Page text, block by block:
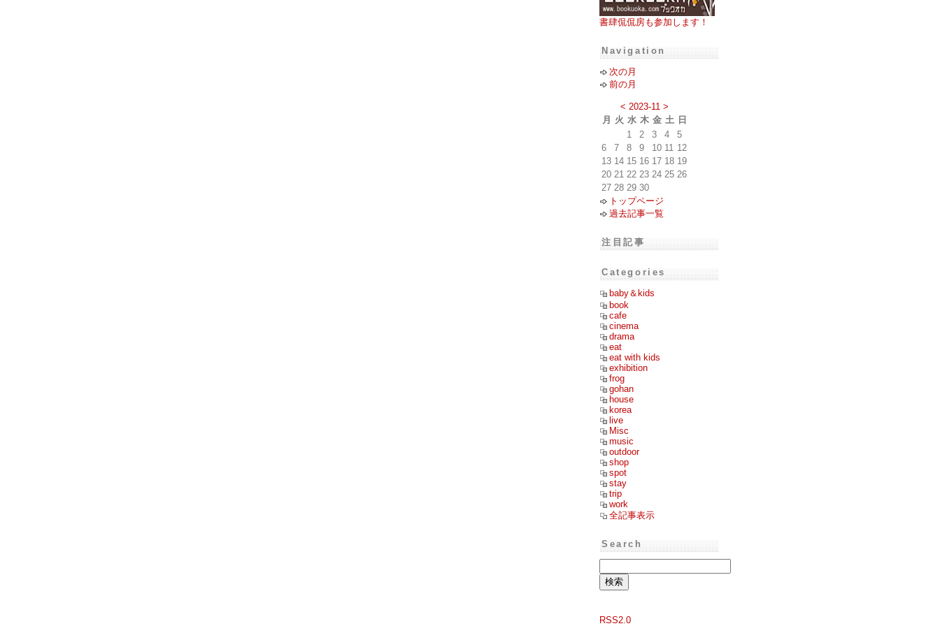
書肆侃侃房も参加します！
Navigation
次の月
前の月
< 2023-11 >
月
火 水 木 金 土 日
1
2 3 4
5
6
7 8 9 10 11 12
13 14 15 16 17 18 19
20 21 22 23 24 25 26
27 28 29 30
トップページ
過去記事一覧
注目記事
Categories
baby＆kids
book
cafe
cinema
drama
eat
eat with kids
exhibition
frog
gohan
house
korea
live
Misc
music
outdoor
shop
spot
stay
trip
work
全記事表示
Search
RSS2.0